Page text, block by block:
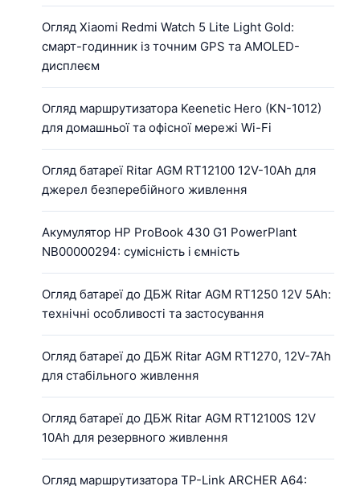
Огляд Xiaomi Redmi Watch 5 Lite Light Gold:
смарт-годинник із точним GPS та AMOLED-
дисплеєм
Огляд маршрутизатора Keenetic Hero (KN-1012)
для домашньої та офісної мережі Wi-Fi
Огляд батареї Ritar AGM RT12100 12V-10Ah для
джерел безперебійного живлення
Акумулятор HP ProBook 430 G1 PowerPlant
NB00000294: сумісність і ємність
Огляд батареї до ДБЖ Ritar AGM RT1250 12V 5Ah:
технічні особливості та застосування
Огляд батареї до ДБЖ Ritar AGM RT1270, 12V-7Ah
для стабільного живлення
Огляд батареї до ДБЖ Ritar AGM RT12100S 12V
10Ah для резервного живлення
Огляд маршрутизатора TP-Link ARCHER A64: